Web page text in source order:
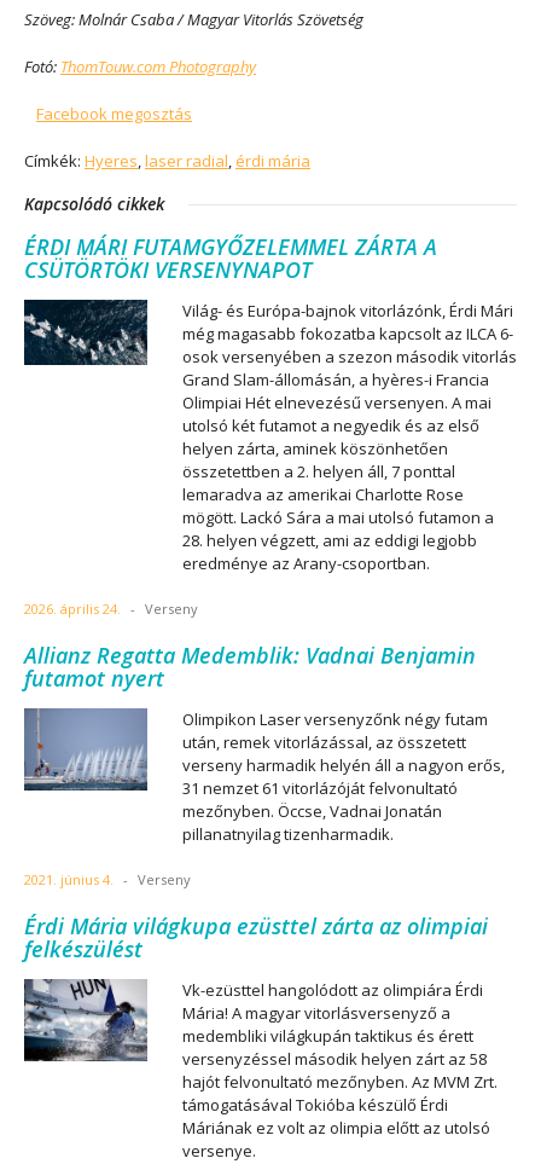
Szöveg: Molnár Csaba / Magyar Vitorlás Szövetség
Fotó: ThomTouw.com Photography
Facebook megosztás
Címkék: Hyeres,laser radial, érdi mária
Kapcsolódó cikkek
ÉRDI MÁRI FUTAMGYŐZELEMMEL ZÁRTA A
CSÜTÖRTÖKI VERSENYNAPOT
Világ- és Európa-bajnok vitorlázónk, Érdi Mári
még magasabb fokozatba kapcsolt az ILCA 6-
osok versenyében a szezon második vitorlás
Grand Slam-állomásán, a hyères-i Francia
Olimpiai Hét elnevezésű versenyen. A mai
utolsó két futamot a negyedik és az első
helyen zárta, aminek köszönhetően
összetettben a 2. helyen áll, 7 ponttal
lemaradva az amerikai Charlotte Rose
mögött. Lackó Sára a mai utolsó futamon a
28. helyen végzett, ami az eddigi legjobb
eredménye az Arany-csoportban.
2026. április 24. - Verseny
Allianz Regatta Medemblik: Vadnai Benjamin
futamot nyert
Olimpikon Laser versenyzőnk négy futam
után, remek vitorlázással, az összetett
verseny harmadik helyén áll a nagyon erős,
31 nemzet 61 vitorlázóját felvonultató
mezőnyben. Öccse, Vadnai Jonatán
pillanatnyilag tizenharmadik.
2021. június 4. - Verseny
Érdi Mária világkupa ezüsttel zárta az olimpiai
felkészülést
Vk-ezüsttel hangolódott az olimpiára Érdi
Mária! A magyar vitorlásversenyző a
medembliki világkupán taktikus és érett
versenyzéssel második helyen zárt az 58
hajót felvonultató mezőnyben. Az MVM Zrt.
támogatásával Tokióba készülő Érdi
Máriának ez volt az olimpia előtt az utolsó
versenye.